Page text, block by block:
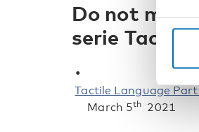
Do not
serie
Tactile Language
March 5th 2021